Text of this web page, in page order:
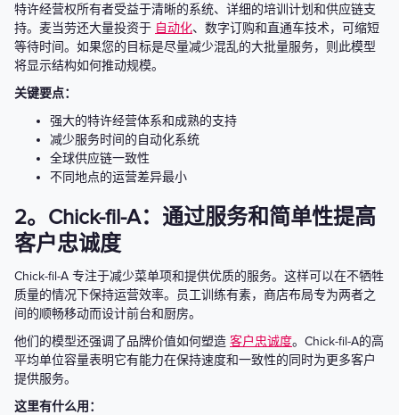
特许经营权所有者受益于清晰的系统、详细的培训计划和供应链支
持。麦当劳还大量投资于 自动化、数字订购和直通车技术，可缩短
等待时间。如果您的目标是尽量减少混乱的大批量服务，则此模型
将显示结构如何推动规模。
关键要点：
强大的特许经营体系和成熟的支持
减少服务时间的自动化系统
全球供应链一致性
不同地点的运营差异最小
2。Chick-fil-A：通过服务和简单性提高
客户忠诚度
Chick-fil-A 专注于减少菜单项和提供优质的服务。这样可以在不牺牲
质量的情况下保持运营效率。员工训练有素，商店布局专为两者之
间的顺畅移动而设计前台和厨房。
他们的模型还强调了品牌价值如何塑造 客户忠诚度。Chick-fil-A的高
平均单位容量表明它有能力在保持速度和一致性的同时为更多客户
提供服务。
这里有什么用：